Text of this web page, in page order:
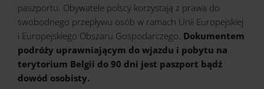
paszportu. Obywatele polscy korzystają z prawa do
swobodnego przepływu osób w ramach Unii Europejskiej
i Europejskiego Obszaru Gospodarczego. Dokumentem
podróży uprawniającym do wjazdu i pobytu na
terytorium Belgii do 90 dni jest paszport bądź
dowód osobisty.